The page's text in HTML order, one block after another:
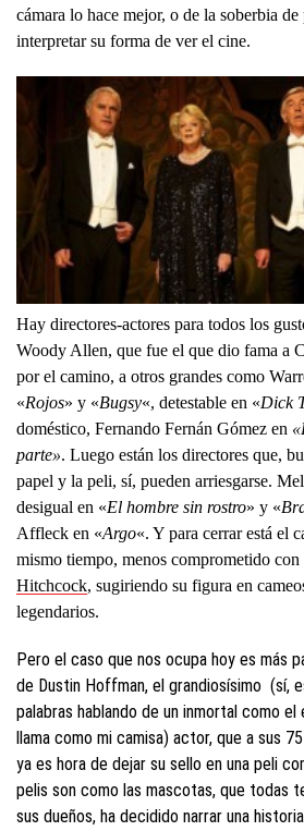
cámara lo hace mejor, o de la soberbia de
interpretar su forma de ver el cine.
Hay directores-actores para todos los
Woody Allen, que fue el que dio fama a
por el camino, a otros grandes como
«Rojos» y «Bugsy«, detestable en «Dick
doméstico, Fernando Fernán Gómez en
parte». Luego están los directores que,
papel y la peli, sí, pueden arriesgarse.
desigual en «El hombre sin rostro» y «
Affleck en «Argo«. Y para cerrar está el
mismo tiempo, menos comprometido
Hitchcock, sugiriendo su figura en
legendarios.
Pero el caso que nos ocupa hoy es más
de Dustin Hoffman, el grandiosísimo (sí,
palabras hablando de un inmortal como el
llama como mi camisa) actor, que a sus
ya es hora de dejar su sello en una peli
pelis son como las mascotas, que todas
sus dueños, ha decidido narrar una